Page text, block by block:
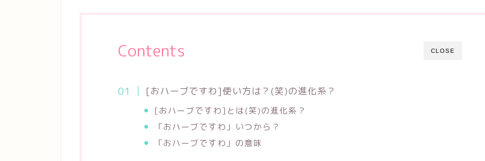
CLOSE
Contents
[おハーブですわ]使い方は？(笑)の進化系？
[おハーブですわ]とは(笑)の進化系？
「おハーブですわ」いつから？
「おハーブですわ」の意味